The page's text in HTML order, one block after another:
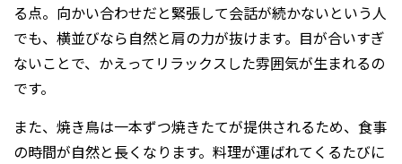
る点。向かい合わせだと緊張して会話が続かないという人
でも、横並びなら自然と肩の力が抜けます。目が合いすぎ
ないことで、かえってリラックスした雰囲気が生まれるの
です。
また、焼き鳥は一本ずつ焼きたてが提供されるため、食事
の時間が自然と長くなります。料理が運ばれてくるたびに